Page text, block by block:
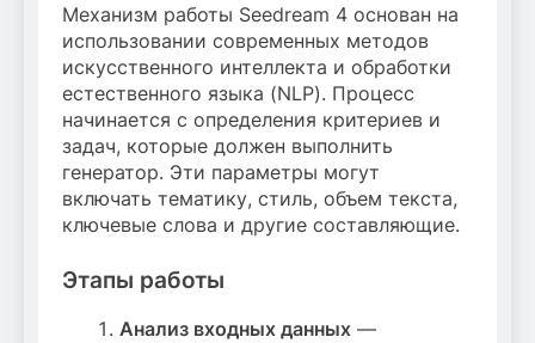
Механизм работы Seedream 4 основан на
использовании современных методов
искусственного интеллекта и обработки
естественного языка (NLP). Процесс
начинается с определения критериев и
задач, которые должен выполнить
генератор. Эти параметры могут
включать тематику, стиль, объем текста,
ключевые слова и другие составляющие.
Этапы работы
Анализ входных данных —